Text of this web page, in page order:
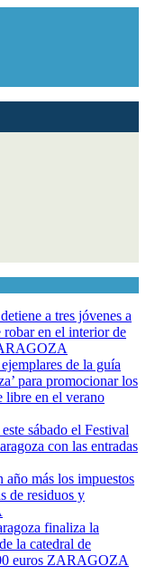
a tres jóvenes a
robar en el interior de
de la guía
para promocionar los
libre en el verano
sábado el Festival
con las entradas
año más los impuestos
de residuos y
finaliza la
la catedral de
euros ZARAGOZA